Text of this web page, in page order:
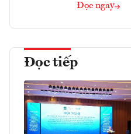
Đọc ngay
Đọc tiếp